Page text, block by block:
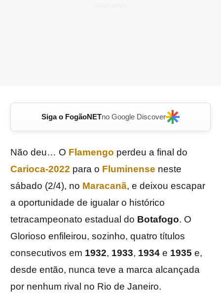
Siga o FogãoNETno Google Discover
Não deu… O Flamengo perdeu a final do
Carioca-2022 para o Fluminense neste
sábado (2/4), no Maracanã, e deixou escapar
a oportunidade de igualar o histórico
tetracampeonato estadual do Botafogo. O
Glorioso enfileirou, sozinho, quatro títulos
consecutivos em 1932, 1933, 1934 e 1935 e,
desde então, nunca teve a marca alcançada
por nenhum rival no Rio de Janeiro.